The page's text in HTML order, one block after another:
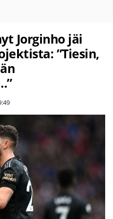
Jorginho jäi
”Tiesin,